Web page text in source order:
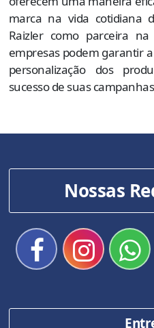
marca na vida cotidiana
Raizler como parceira
empresas podem garantir
personalização dos
sucesso de suas
Nossas